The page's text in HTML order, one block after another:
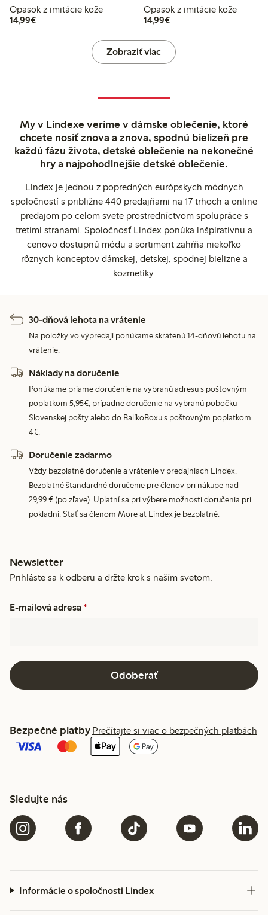
Opasok z imitácie kože
14,99€14,99 €
Opasok z imitácie kože
14,99€14,99 €
Zobraziť viac
My v Lindexe veríme v dámske oblečenie, ktoré
chcete nosiť znova a znova, spodnú bielizeň pre
každú fázu života, detské oblečenie na nekonečné
hry a najpohodlnejšie detské oblečenie.
Lindex je jednou z popredných európskych módnych
spoločností s približne 440 predajňami na 17 trhoch a online
predajom po celom svete prostredníctvom spolupráce s
tretími stranami. Spoločnosť Lindex ponúka inšpiratívnu a
cenovo dostupnú módu a sortiment zahŕňa niekoľko
rôznych konceptov dámskej, detskej, spodnej bielizne a
kozmetiky.
30-dňová lehota na vrátenie
Na položky vo výpredaji ponúkame skrátenú 14-dňovú lehotu na
vrátenie.
Náklady na doručenie
Ponúkame priame doručenie na vybranú adresu s poštovným
poplatkom 5,95€, prípadne doručenie na vybranú pobočku
Slovenskej pošty alebo do BalíkoBoxu s poštovným poplatkom
4€.
Doručenie zadarmo
Vždy bezplatné doručenie a vrátenie v predajniach Lindex.
Bezplatné štandardné doručenie pre členov pri nákupe nad
29,99 € (po zľave). Uplatní sa pri výbere možnosti doručenia pri
pokladni. Stať sa členom More at Lindex je bezplatné.
Newsletter
Prihláste sa k odberu a držte krok s naším svetom.
E-mailová adresa *
Odoberať
Bezpečné platby Prečítajte si viac o bezpečných platbách
Sledujte nás
Informácie o spoločnosti Lindex